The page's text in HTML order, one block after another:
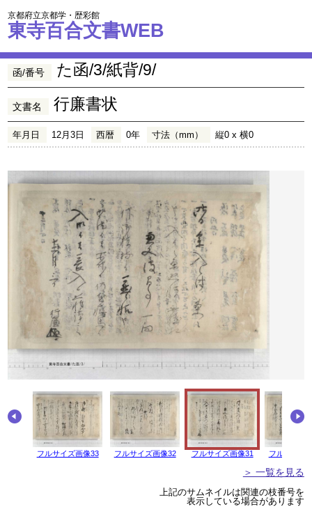
京都府立京都学・歴彩館
東寺百合文書WEB
函/番号 た函/3/紙背/9/
文書名 行廉書状
年月日 12月3日 西暦 0年 寸法（mm） 縦0 x 横0
フルサイズ画像33 フルサイズ画像32 フルサイズ画像31 フルサイズ
＞ 一覧を見る
上記のサムネイルは関連の枝番号を
表示している場合があります